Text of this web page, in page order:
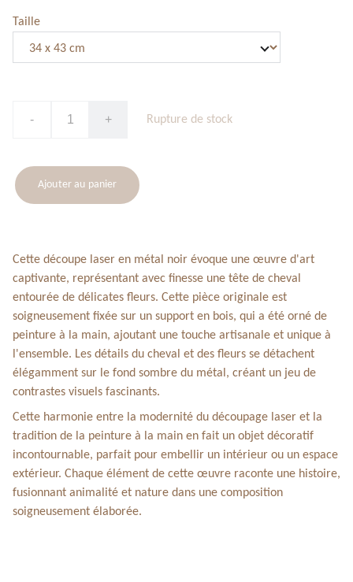
Taille
- + Rupture de stock
Ajouter au panier
Cette découpe laser en métal noir évoque une œuvre d'art
captivante, représentant avec finesse une tête de cheval
entourée de délicates fleurs. Cette pièce originale est
soigneusement fixée sur un support en bois, qui a été orné de
peinture à la main, ajoutant une touche artisanale et unique à
l'ensemble. Les détails du cheval et des fleurs se détachent
élégamment sur le fond sombre du métal, créant un jeu de
contrastes visuels fascinants.
Cette harmonie entre la modernité du découpage laser et la
tradition de la peinture à la main en fait un objet décoratif
incontournable, parfait pour embellir un intérieur ou un espace
extérieur. Chaque élément de cette œuvre raconte une histoire,
fusionnant animalité et nature dans une composition
soigneusement élaborée.